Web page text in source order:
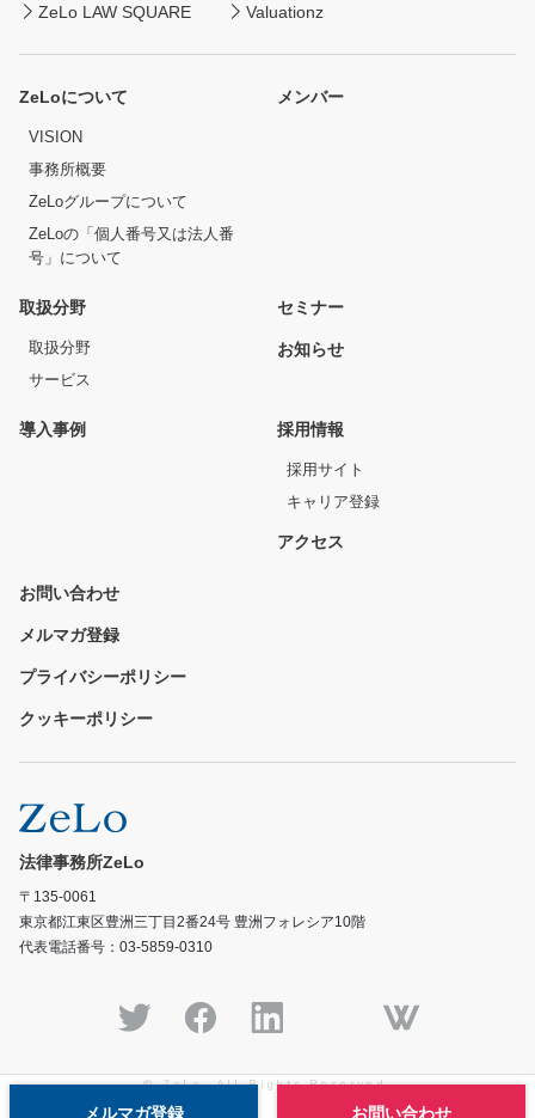
ZeLo LAW SQUARE Valuationz
ZeLoについて
VISION
事務所概要
ZeLoグループについて
ZeLoの「個人番号又は法人番
号」について
メンバー
取扱分野
取扱分野
サービス
セミナー
お知らせ
導入事例 採用情報
採用サイト
キャリア登録
アクセス
お問い合わせ
メルマガ登録
プライバシーポリシー
クッキーポリシー
法律事務所ZeLo
〒135-0061
東京都江東区豊洲三丁目2番24号 豊洲フォレシア10階
代表電話番号：03-5859-0310
© ZeLo, All Rights Reserved.
メルマガ登録
お問い合わせ